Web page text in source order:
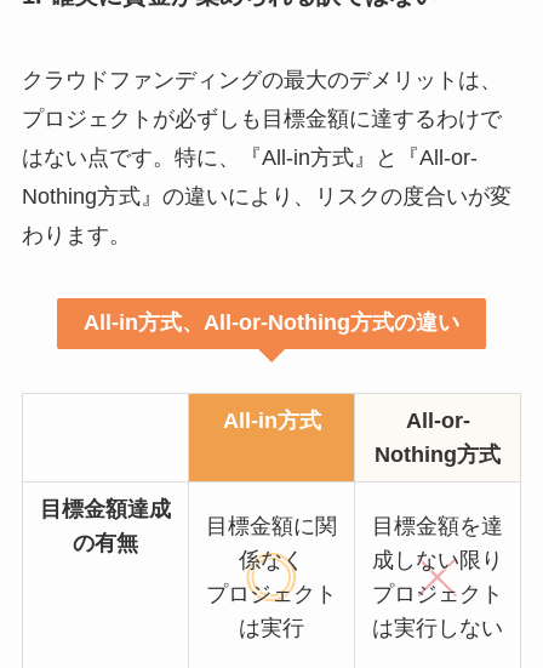
クラウドファンディングの最大のデメリットは、
プロジェクトが必ずしも目標金額に達するわけで
はない点です。特に、『All-in方式』と『All-or-
Nothing方式』の違いにより、リスクの度合いが変
わります。
All-in方式、All-or-Nothing方式の違い
All-in方式
All-or-
Nothing方式
目標金額達成
の有無
目標金額に関
係なく
プロジェクト
は実行
目標金額を達
成しない限り
プロジェクト
は実行しない